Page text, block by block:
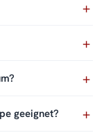
geeignet?